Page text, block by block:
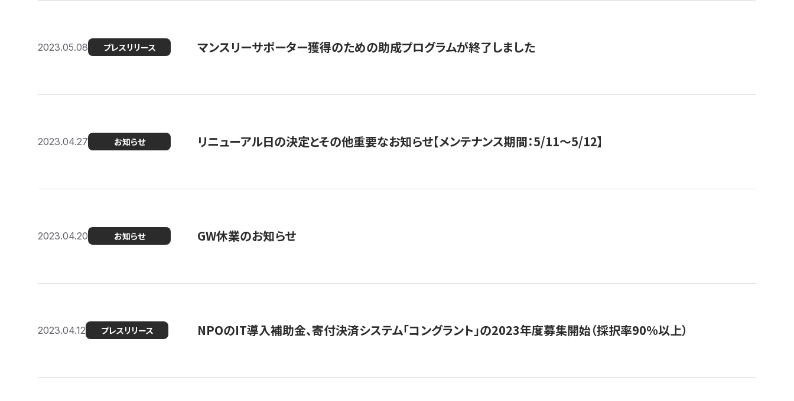
2023.05.08 プレスリリース マンスリーサポーター獲得のための助成プログラムが終了しました
2023.04.27 お知らせ リニューアル日の決定とその他重要なお知らせ【メンテナンス期間：5/11～5/12】
2023.04.20 お知らせ GW休業のお知らせ
2023.04.12 プレスリリース NPOのIT導入補助金、寄付決済システム「コングラント」の2023年度募集開始（採択率90%以上）